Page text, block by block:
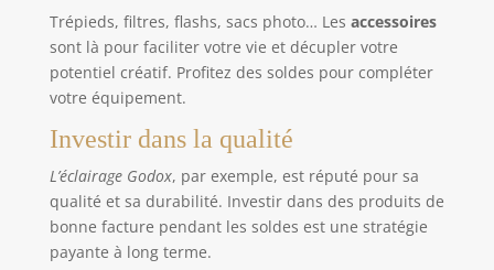
Trépieds, filtres, flashs, sacs photo… Les accessoires
sont là pour faciliter votre vie et décupler votre
potentiel créatif. Profitez des soldes pour compléter
votre équipement.
Investir dans la qualité
L’éclairage Godox, par exemple, est réputé pour sa
qualité et sa durabilité. Investir dans des produits de
bonne facture pendant les soldes est une stratégie
payante à long terme.